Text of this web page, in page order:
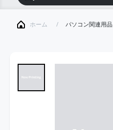
ホーム パソコン関連用品